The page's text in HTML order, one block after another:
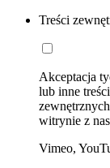
Treści
Akceptacja
lub inne
witrynie z
Vimeo,